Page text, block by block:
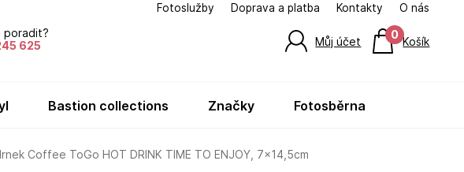
poradit?
625
Fotoslužby Doprava a platba Kontakty O nás
Můj účet Košík
0
Coffee ToGo HOT DRINK TIME TO ENJOY, 7x14,5cm
bastion collections značky fotosběrna